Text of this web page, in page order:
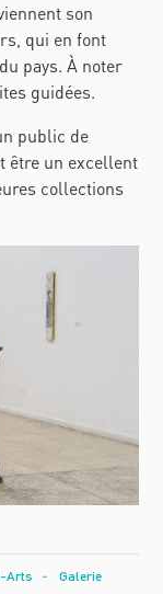
son
qui en font
pays. À noter
guidées.
public de
être un excellent
collections
Arts Galerie